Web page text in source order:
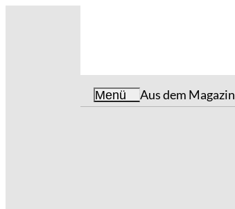
Menü Aus dem Magazin